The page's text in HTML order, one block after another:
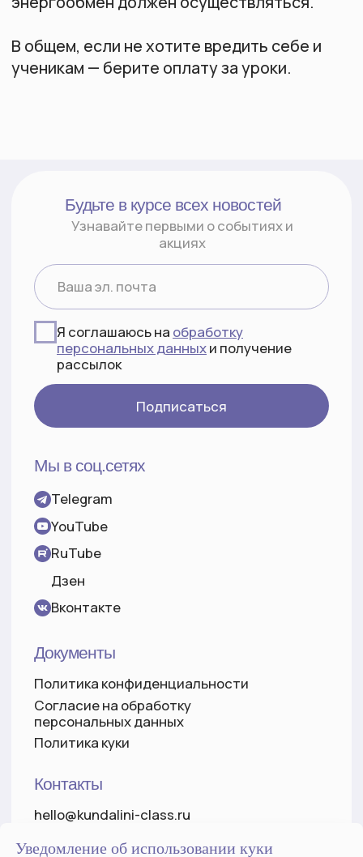
Уведомление об использовании куки
ОГРНИП 319631300101827